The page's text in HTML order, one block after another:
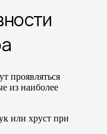
проявляться
из наиболее
или хруст при